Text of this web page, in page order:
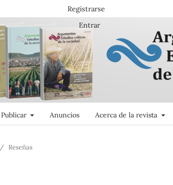
Publicar Anuncios Acerca de la revista
Registrarse
Entrar
/ Reseñas